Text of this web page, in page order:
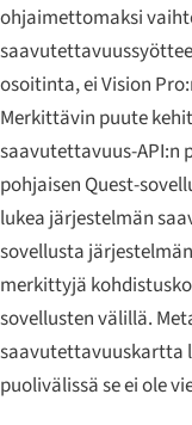
ohjaimettomaksi
osoitinta, ei Vision
Merkittävin puute
saavutettavuus-API:n
pohjaisen Quest-
lukea järjestelmän
sovellusta
merkittyjä
sovellusten välillä.
saavutettavuuskartta
puolivälissä se ei ole